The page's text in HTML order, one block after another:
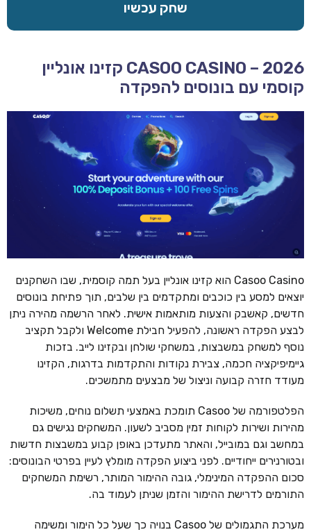
שחק עכשיו
CASOO CASINO – 2026 קזינו אונליין
קוסמי עם בונוסים להפקדה
Casoo Casino הוא קזינו אונליין בעל תמה קוסמית, שבו השחקנים
יוצאים למסע בין כוכבים ומתקדמים בין שלבים, תוך פתיחת בונוסים
חדשים, קאשבק והצעות מותאמות אישית. לאחר הרשמה מהירה ניתן
לבצע הפקדה ראשונה, להפעיל חבילת Welcome ולקבל תקציב
נוסף למשחק במשבצות, במשחקי שולחן ובקזינו לייב. בזכות
גיימיפיקציה חכמה, צבירת נקודות והתקדמות בדרגות, הקזינו
מעודד חזרה קבועה וניצול של מבצעים מתמשכים.
הפלטפורמה של Casoo תומכת באמצעי תשלום נוחים, משיכות
מהירות ושירות לקוחות זמין מסביב לשעון. המשחקים נגישים גם
במחשב וגם במובייל, והאתר מתעדכן באופן קבוע במשבצות חדשות
ובטורנירים ייחודיים. לפני ביצוע הפקדה מומלץ לעיין בפרטי הבונוסים:
סכום ההפקדה המינימלי, גובה ההימור המותר, רשימת המשחקים
התורמים לדרישת ההימור והזמן שניתן לעמוד בה.
מערכת התגמולים של Casoo בנויה כך שעל כל הימור ומשימה